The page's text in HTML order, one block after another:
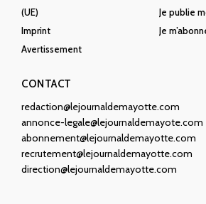
(UE)
Imprint
Avertissement
Je publie
Je
CONTACT
redaction@lejournaldemayotte.com
annonce-legale@lejournaldemayote.com
abonnement@lejournaldemayotte.com
recrutement@lejournaldemayotte.com
direction@lejournaldemayotte.com